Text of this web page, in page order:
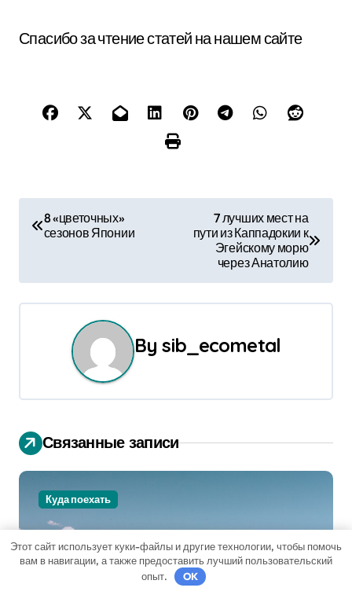
Спасибо за чтение статей на нашем сайте
в
и
ц
и
я
о
з
8 «цветочных»
сезонов Японии
7 лучших мест на
пути из Каппадокии к
Эгейскому морю
через Анатолию
Bysib_ecometal
Связанные записи
Куда поехать
Этот сайт использует куки-файлы и другие технологии, чтобы помочь
вам в навигации, а также предоставить лучший пользовательский
опыт.
OK